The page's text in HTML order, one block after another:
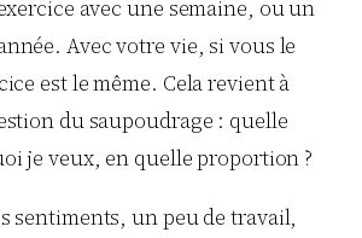
avec une semaine, ou un
Avec votre vie, si vous le
est le même. Cela revient à
du saupoudrage : quelle
je veux, en quelle proportion ?
sentiments, un peu de travail,